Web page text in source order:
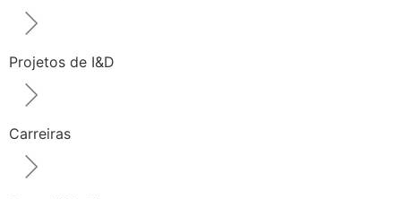
Projetos de I&D
Carreiras